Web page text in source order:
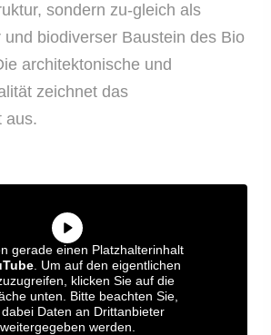
sondern zu-gleich als
und biodiverser Baustein des Bio
architektonische und
zeichnet das
aus.
gerade einen Platzhalterinhalt
. Um auf den eigentlichen
klicken Sie auf die
unten. Bitte beachten Sie,
Daten an Drittanbieter
weitergegeben werden.